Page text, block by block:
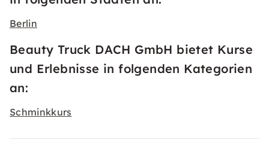
Berlin
Beauty Truck DACH GmbH bietet Kurse
und Erlebnisse in folgenden Kategorien
an:
Schminkkurs